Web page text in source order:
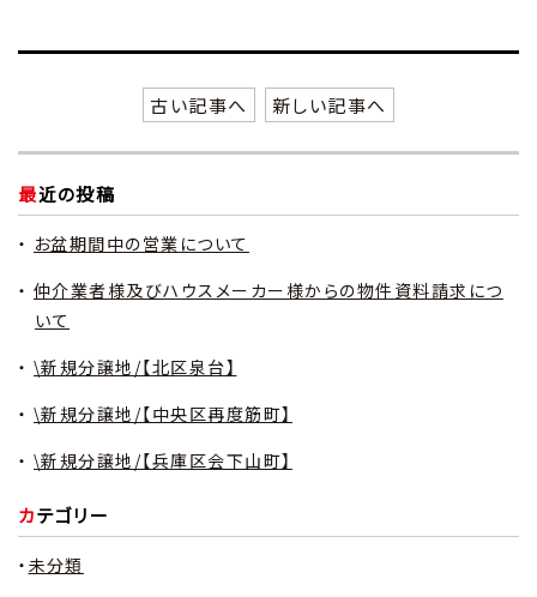
古い記事へ 新しい記事へ
最近の投稿
お盆期間中の営業について
仲介業者様及びハウスメーカー様からの物件資料請求につ
いて
\新規分譲地/【北区泉台】
\新規分譲地/【中央区再度筋町】
\新規分譲地/【兵庫区会下山町】
カテゴリー
未分類